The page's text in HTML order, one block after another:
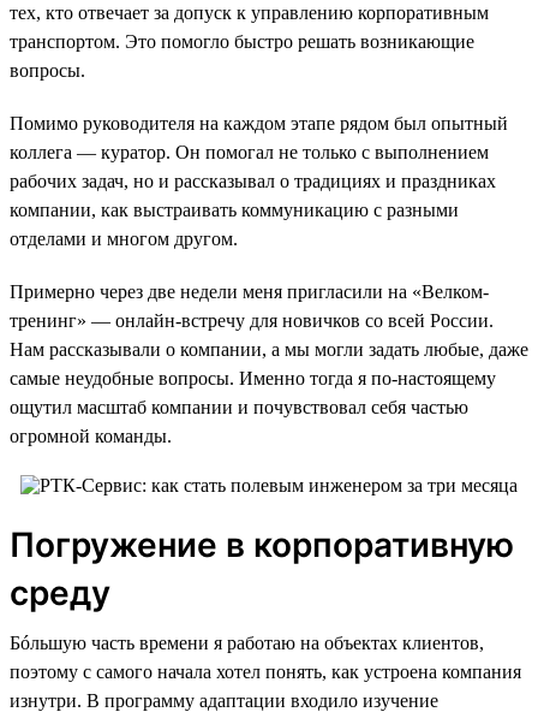
тех, кто отвечает за допуск к управлению корпоративным
транспортом. Это помогло быстро решать возникающие
вопросы.
Помимо руководителя на каждом этапе рядом был опытный
коллега — куратор. Он помогал не только с выполнением
рабочих задач, но и рассказывал о традициях и праздниках
компании, как выстраивать коммуникацию с разными
отделами и многом другом.
Примерно через две недели меня пригласили на «Велком-
тренинг» — онлайн-встречу для новичков со всей России.
Нам рассказывали о компании, а мы могли задать любые, даже
самые неудобные вопросы. Именно тогда я по-настоящему
ощутил масштаб компании и почувствовал себя частью
огромной команды.
Погружение в корпоративную
среду
Бóльшую часть времени я работаю на объектах клиентов,
поэтому с самого начала хотел понять, как устроена компания
изнутри. В программу адаптации входило изучение